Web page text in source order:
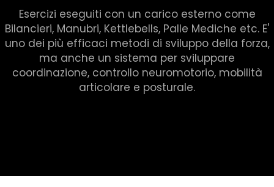
Esercizi eseguiti con un carico esterno come
Bilancieri, Manubri, Kettlebells, Palle Mediche etc. E'
uno dei più efficaci metodi di sviluppo della forza,
ma anche un sistema per sviluppare
coordinazione, controllo neuromotorio, mobilità
articolare e posturale.